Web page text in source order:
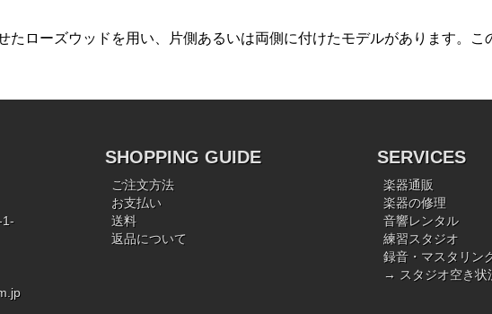
たローズウッドを用い、片側あるいは両側に付けたモデルがあります。
1-
SHOPPING GUIDE
ご注文方法
お支払い
送料
返品について
SERVICES
楽器通販
楽器の修理
音響レンタル
練習スタジオ
録音・マスタリン
→ スタジオ空き状